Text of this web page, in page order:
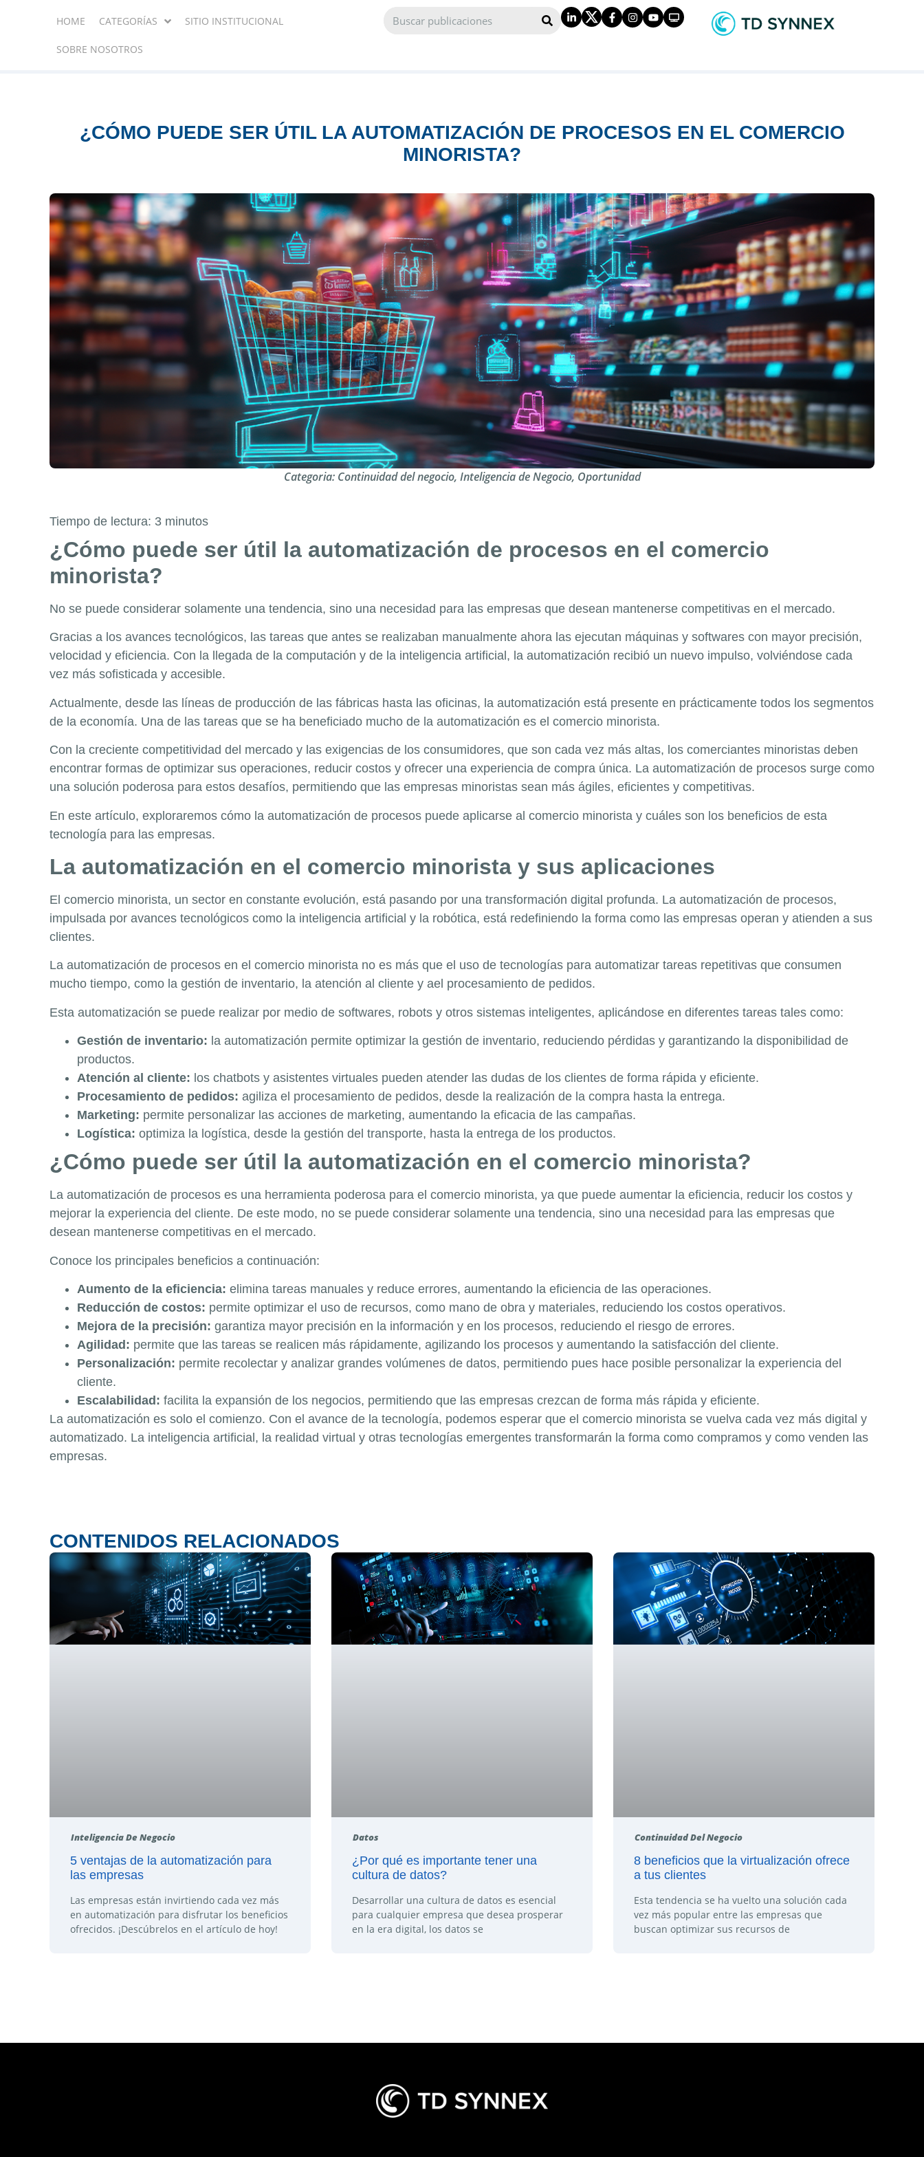
HOME CATEGORÍAS SITIO INSTITUCIONAL
SOBRE NOSOTROS
¿CÓMO PUEDE SER ÚTIL LA AUTOMATIZACIÓN DE PROCESOS EN EL COMERCIO
MINORISTA?
Categoria: Continuidad del negocio, Inteligencia de Negocio, Oportunidad
Tiempo de lectura: 3 minutos
¿Cómo puede ser útil la automatización de procesos en el comercio
minorista?
No se puede considerar solamente una tendencia, sino una necesidad para las empresas que desean mantenerse competitivas en el mercado.
Gracias a los avances tecnológicos, las tareas que antes se realizaban manualmente ahora las ejecutan máquinas y softwares con mayor precisión,
velocidad y eficiencia. Con la llegada de la computación y de la inteligencia artificial, la automatización recibió un nuevo impulso, volviéndose cada
vez más sofisticada y accesible.
Actualmente, desde las líneas de producción de las fábricas hasta las oficinas, la automatización está presente en prácticamente todos los segmentos
de la economía. Una de las tareas que se ha beneficiado mucho de la automatización es el comercio minorista.
Con la creciente competitividad del mercado y las exigencias de los consumidores, que son cada vez más altas, los comerciantes minoristas deben
encontrar formas de optimizar sus operaciones, reducir costos y ofrecer una experiencia de compra única. La automatización de procesos surge como
una solución poderosa para estos desafíos, permitiendo que las empresas minoristas sean más ágiles, eficientes y competitivas.
En este artículo, exploraremos cómo la automatización de procesos puede aplicarse al comercio minorista y cuáles son los beneficios de esta
tecnología para las empresas.
La automatización en el comercio minorista y sus aplicaciones
El comercio minorista, un sector en constante evolución, está pasando por una transformación digital profunda. La automatización de procesos,
impulsada por avances tecnológicos como la inteligencia artificial y la robótica, está redefiniendo la forma como las empresas operan y atienden a sus
clientes.
La automatización de procesos en el comercio minorista no es más que el uso de tecnologías para automatizar tareas repetitivas que consumen
mucho tiempo, como la gestión de inventario, la atención al cliente y ae l procesamiento de pedidos.
Esta automatización se puede realizar por medio de softwares, robots y otros sistemas inteligentes, aplicándose en diferentes tareas tales como:
Gestión de inventario: la automatización permite optimizar la gestión de inventario, reduciendo pérdidas y garantizando la disponibilidad de
productos.
Atención al cliente: los chatbots y asistentes virtuales pueden atender las dudas de los clientes de forma rápida y eficiente.
Procesamiento de pedidos: agiliza el procesamiento de pedidos, desde la realización de la compra hasta la entrega.
Marketing: permite personalizar las acciones de marketing, aumentando la eficacia de las campañas.
Logística: optimiza la logística, desde la gestión del transporte, hasta la entrega de los productos.
¿Cómo puede ser útil la automatización en el comercio minorista?
La automatización de procesos es una herramienta poderosa para el comercio minorista, ya que puede aumentar la eficiencia, reducir los costos y
mejorar la experiencia del cliente. De este modo, no se puede considerar solamente una tendencia, sino una necesidad para las empresas que
desean mantenerse competitivas en el mercado.
Conoce los principales beneficios a continuación:
Aumento de la eficiencia: elimina tareas manuales y reduce errores, aumentando la eficiencia de las operaciones.
Reducción de costos: permite optimizar el uso de recursos, como mano de obra y materiales, reduciendo los costos operativos.
Mejora de la precisión: garantiza mayor precisión en la información y en los procesos, reduciendo el riesgo de errores.
Agilidad: permite que las tareas se realicen más rápidamente, agilizando los procesos y aumentando la satisfacción del cliente.
Personalización: permite recolectar y analizar grandes volúmenes de datos, permitiendo pues hace posible personalizar la experiencia del
cliente.
Escalabilidad: facilita la expansión de los negocios, permitiendo que las empresas crezcan de forma más rápida y eficiente.
La automatización es solo el comienzo. Con el avance de la tecnología, podemos esperar que el comercio minorista se vuelva cada vez más digital y
automatizado. La inteligencia artificial, la realidad virtual y otras tecnologías emergentes transformarán la forma como compramos y como venden las
empresas.
CONTENIDOS RELACIONADOS
Inteligencia De Negocio
5 ventajas de la automatización para
las empresas
Las empresas están invirtiendo cada vez más
en automatización para disfrutar los beneficios
ofrecidos. ¡Descúbrelos en el artículo de hoy!
Datos
¿Por qué es importante tener una
cultura de datos?
Desarrollar una cultura de datos es esencial
para cualquier empresa que desea prosperar
en la era digital, los datos se
Continuidad Del Negocio
8 beneficios que la virtualización ofrece
a tus clientes
Esta tendencia se ha vuelto una solución cada
vez más popular entre las empresas que
buscan optimizar sus recursos de